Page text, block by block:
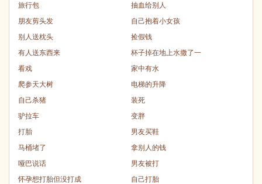
旅行包
抽血给别人
朋友剪头发
自己抱着小女孩
别人送枕头
捡假钱
有人送东西来
杯子掉在地上水撒了一
看戏
家中有水
爬参天大树
电梯的升降
自己杀猪
装死
驴拉车
变胖
打胎
男友买鞋
马桶堵了
拿别人的钱
哑巴说话
男友被打
怀孕想打胎但没打成
自己打胎